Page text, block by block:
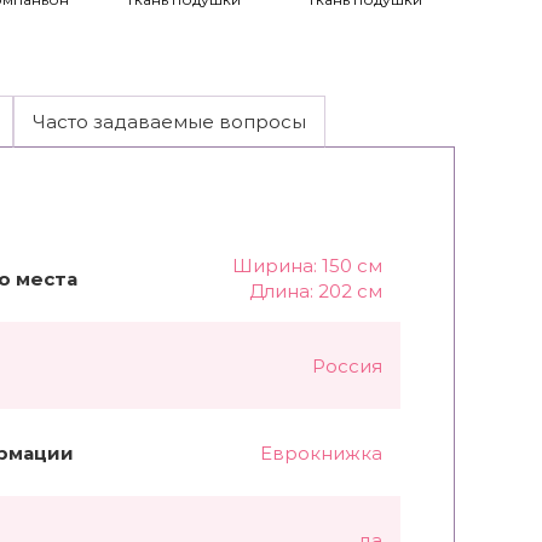
Часто задаваемые вопросы
места
Ширина: 150 см
Длина: 202 см
Россия
Еврокнижка